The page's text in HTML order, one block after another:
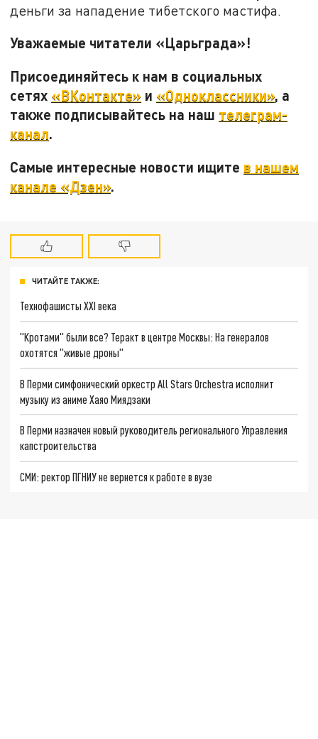
деньги за нападение тибетского мастифа.
Уважаемые читатели «Царьграда»!
Присоединяйтесь к нам в социальных
сетях «ВКонтакте» и «Одноклассники», а
также подписывайтесь на наш телеграм-
канал.
Самые интересные новости ищите в нашем
канале «Дзен».
ЧИТАЙТЕ ТАКЖЕ:
Технофашисты XXI века
"Кротами" были все? Теракт в центре Москвы: На генералов
охотятся "живые дроны"
В Перми симфонический оркестр All Stars Orchestra исполнит
музыку из аниме Хаяо Миядзаки
В Перми назначен новый руководитель регионального Управления
капстроительства
СМИ: ректор ПГНИУ не вернется к работе в вузе